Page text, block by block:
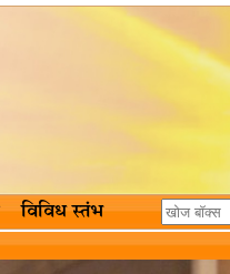
विविध स्तंभ